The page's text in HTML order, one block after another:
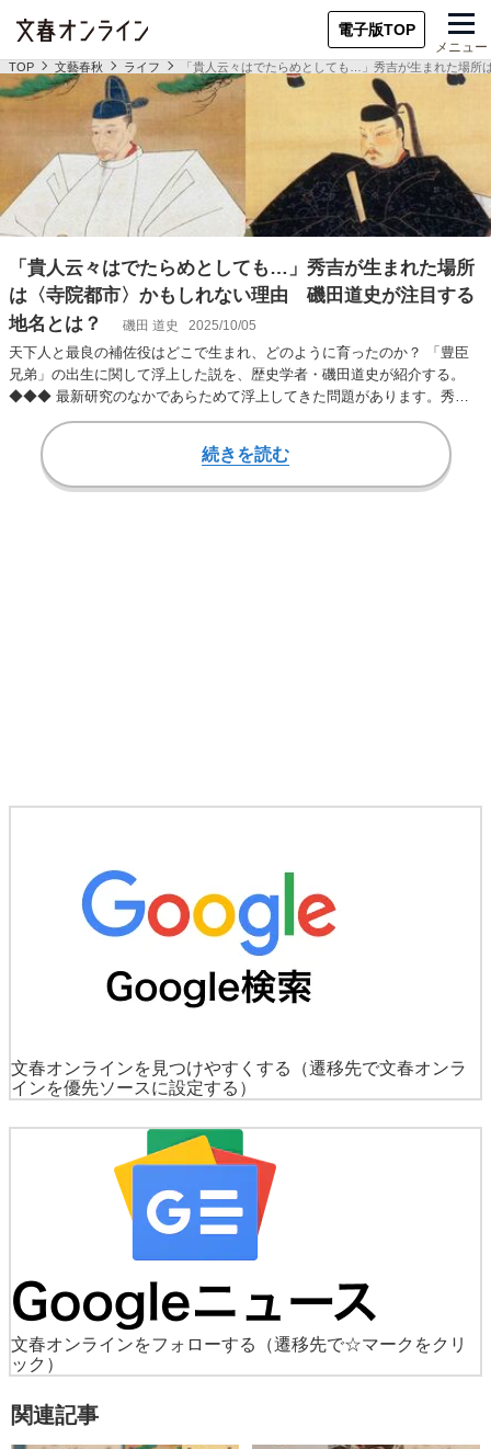
電子版TOP
メニュー
TOP 文藝春秋 ライフ 「貴人云々はでたらめとしても…」秀吉が生まれた場
「貴人云々はでたらめとしても…」秀吉が生まれた場所
は〈寺院都市〉かもしれない理由 磯田道史が注目する
地名とは？
磯田 道史 2025/10/05
天下人と最良の補佐役はどこで生まれ、どのように育ったのか？ 「豊臣
兄弟」の出生に関して浮上した説を、歴史学者・磯田道史が紹介する。
◆◆◆ 最新研究のなかであらためて浮上してきた問題があります。秀吉
の出生地です。 ここ…
続きを読む
文春オンラインを見つけやすくする
（遷移先で文春オンラ
インを優先ソースに設定する）
文春オンラインをフォローする
（遷移先で☆マークをクリ
ック）
関連記事